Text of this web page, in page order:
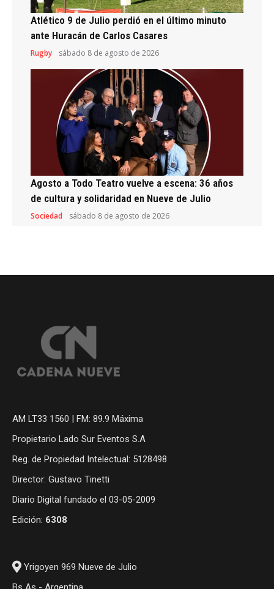
Atlético 9 de Julio perdió en el último minuto
ante Huracán de Carlos Casares
Rugby sábado 8 de agosto de 2026
Agosto a Todo Teatro vuelve a escena: 36 años
de cultura y solidaridad en Nueve de Julio
Sociedad sábado 8 de agosto de 2026
AM LT33 1560 | FM: 89.9 Máxima
Propietario Lado Sur Eventos S.A
Reg. de Propiedad Intelectual: 5128498
Director: Gustavo Tinetti
Diario Digital fundado el 03-05-2009
Edición: 6308
Yrigoyen 969 Nueve de Julio